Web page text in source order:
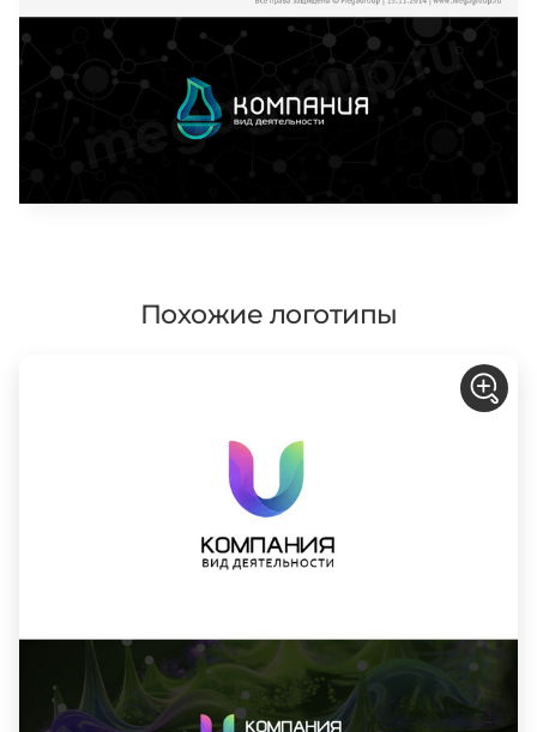
Похожие логотипы